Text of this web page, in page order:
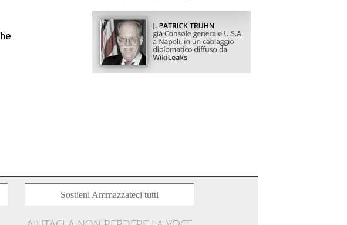
Sostieni Ammazzateci tutti